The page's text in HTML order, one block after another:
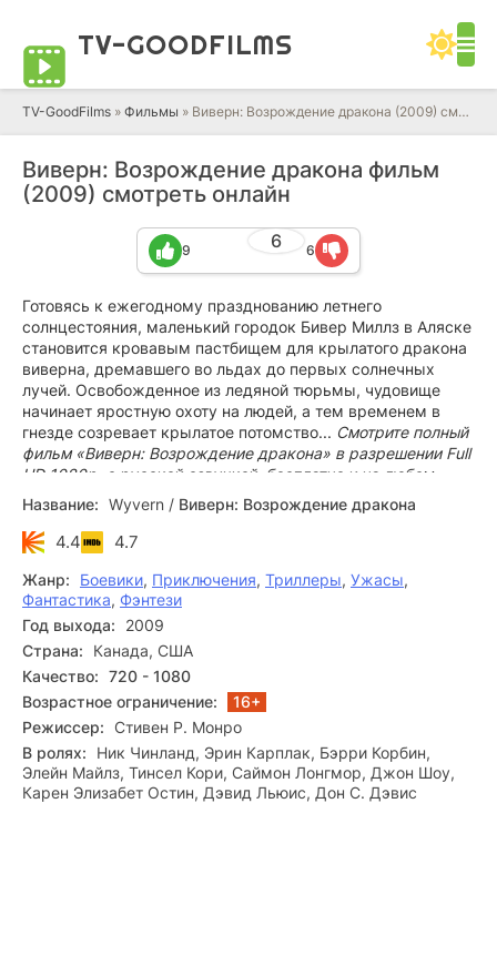
TV-GOODFILMS
TV-GoodFilms » Фильмы » Виверн: Возрождение дракона (2009) смотреть онлайн фильм в HD качестве 720 - 1080 бесплатно
Виверн: Возрождение дракона фильм
(2009) смотреть онлайн
6
9 6
Готовясь к ежегодному празднованию летнего
солнцестояния, маленький городок Бивер Миллз в Аляске
становится кровавым пастбищем для крылатого дракона
виверна, дремавшего во льдах до первых солнечных
лучей. Освобожденное из ледяной тюрьмы, чудовище
начинает яростную охоту на людей, а тем временем в
гнезде созревает крылатое потомство... Смотрите полный
фильм «Виверн: Возрождение дракона» в разрешении Full
HD 1080p, с русской озвучкой, бесплатно и на любом
гаджете.
Название: Wyvern / Виверн: Возрождение дракона
4.4 4.7
Жанр: Боевики, Приключения, Триллеры, Ужасы,
Фантастика, Фэнтези
Год выхода:
2009
Страна:
Канада, США
Качество: 720 - 1080
Возрастное ограничение:
16+
Режиссер: Стивен Р. Монро
В ролях:
Ник Чинланд, Эрин Карплак, Бэрри Корбин,
Элейн Майлз, Тинсел Кори, Саймон Лонгмор, Джон Шоу,
Карен Элизабет Остин, Дэвид Льюис, Дон С. Дэвис